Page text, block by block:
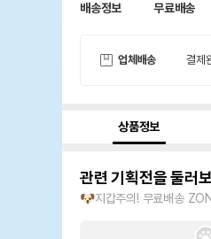
배송정보 무료배송
업체배송 결제
상품정보
관련 기획전을 둘러
🐶지갑주의! 무료배송